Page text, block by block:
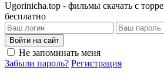
Ugorinicha.top - фильмы скачать с
бесплатно
Войти на сайт
Не запоминать меня
Забыли пароль? Регистрация